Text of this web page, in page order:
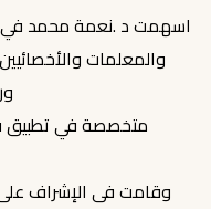
والمعلمات
متخصصة في تطبيق
وقامت فى الإشراف